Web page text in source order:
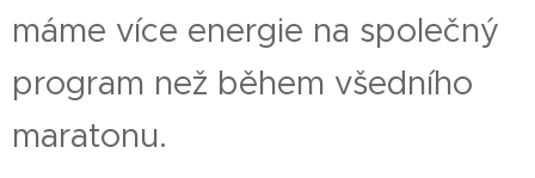
máme více energie na společný
program než během všedního
maratonu.